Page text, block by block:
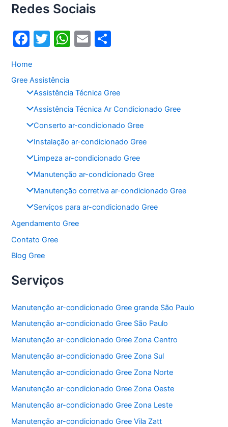
Redes Sociais
F
c
e
b
o
o
k
T
itt
er
W
s
A
p
p
E
l
e
Home
Gree Assistência
Assistência Técnica Gree
Assistência Técnica Ar Condicionado Gree
Conserto ar-condicionado Gree
Instalação ar-condicionado Gree
Limpeza ar-condicionado Gree
Manutenção ar-condicionado Gree
Manutenção corretiva ar-condicionado Gree
Serviços para ar-condicionado Gree
Agendamento Gree
Contato Gree
Blog Gree
Serviços
Manutenção ar-condicionado Gree grande São Paulo
Manutenção ar-condicionado Gree São Paulo
Manutenção ar-condicionado Gree Zona Centro
Manutenção ar-condicionado Gree Zona Sul
Manutenção ar-condicionado Gree Zona Norte
Manutenção ar-condicionado Gree Zona Oeste
Manutenção ar-condicionado Gree Zona Leste
Manutenção ar-condicionado Gree Vila Zatt